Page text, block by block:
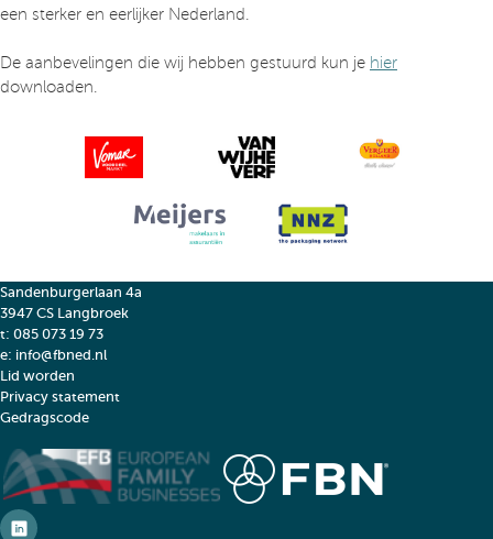
een sterker en eerlijker Nederland.
De aanbevelingen die wij hebben gestuurd kun je hier
downloaden.
Sandenburgerlaan 4a
3947 CS Langbroek
t: 085 073 19 73
e: info@fbned.nl
Lid worden
Privacy statement
Gedragscode